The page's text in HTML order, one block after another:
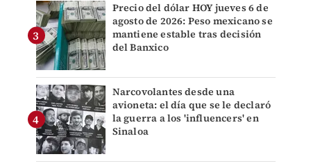
Precio del dólar HOY jueves 6 de
agosto de 2026: Peso mexicano se
mantiene estable tras decisión
del Banxico
Narcovolantes desde una
avioneta: el día que se le declaró
la guerra a los 'influencers' en
Sinaloa